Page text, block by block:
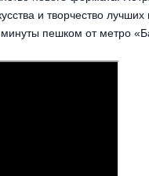
и творчество лучших
минуты пешком от метро